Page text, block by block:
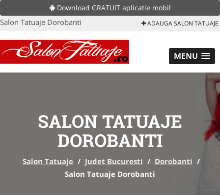
Download GRATUIT aplicatie mobil
Salon Tatuaje Dorobanti ADAUGA SALON TATUAJE
MENU
SALON TATUAJE
DOROBANTI
Salon Tatuaje / Judet Bucuresti / Dorobanti /
Salon Tatuaje Dorobanti